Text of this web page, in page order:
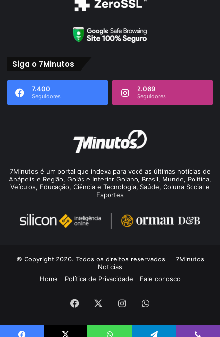
Siga o 7Minutos
7.400
Seguidores
2.069
Seguidores
7Minutos é um portal que indexa para você as últimas notícias de
Anápolis e Região, Goiás e Interior Goiano, Brasil, Mundo, Política,
Veículos, Educação, Ciência e Tecnologia, Saúde, Coluna Social e
Esportes
© Copyright 2026. Todos os direitos reservados - 7Minutos
Notícias
Home
Política de Privacidade Fale conosco
Facebook InstagramWhatsApp